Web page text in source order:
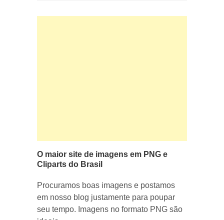
O maior site de imagens em PNG e
Cliparts do Brasil
Procuramos boas imagens e postamos
em nosso blog justamente para poupar
seu tempo. Imagens no formato PNG são